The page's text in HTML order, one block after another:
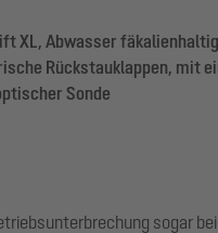
XL, Abwasser
Rückstauklappen, mit
Sonde
sogar